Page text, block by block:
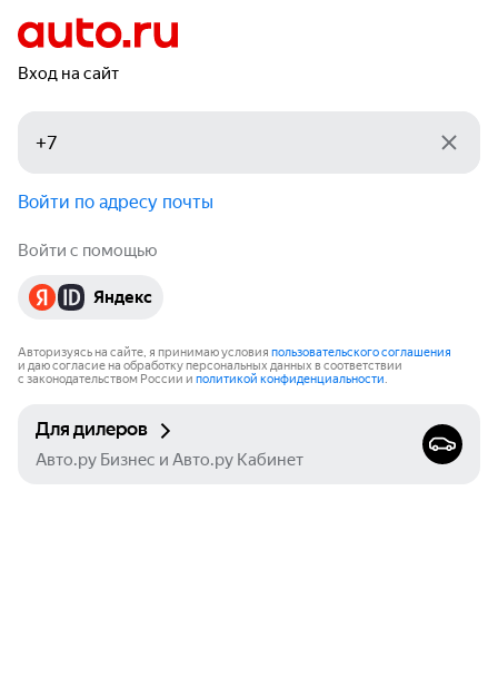
Вход на сайт
Войти по адресу почты
Войти с помощью
Яндекс
Авторизуясь на сайте, я принимаю условия пользовательского соглашения
и даю согласие на обработку персональных данных в соответствии
с законодательством России и политикой конфиденциальности.
Для дилеров
Авто.ру Бизнес и Авто.ру Кабинет